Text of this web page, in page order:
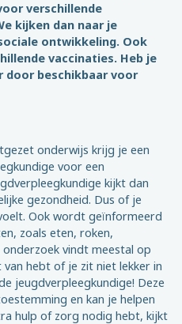
verschillende
kijken dan naar je
ontwikkeling. Ook
vaccinaties. Heb je
door beschikbaar voor
onderwijs krijg je een
voor een
kijkt dan
gezondheid. Dus of je
Ook wordt geïnformeerd
zoals eten, roken,
vindt meestal op
hebt of je zit niet lekker in
jeugdverpleegkundige! Deze
en kan je helpen
hulp of zorg nodig hebt, kijkt